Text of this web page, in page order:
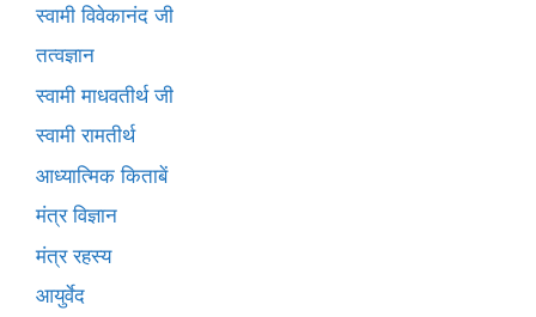
स्वामी विवेकानंद जी
तत्वज्ञान
स्वामी माधवतीर्थ जी
स्वामी रामतीर्थ
आध्यात्मिक किताबें
मंत्र विज्ञान
मंत्र रहस्य
आयुर्वेद